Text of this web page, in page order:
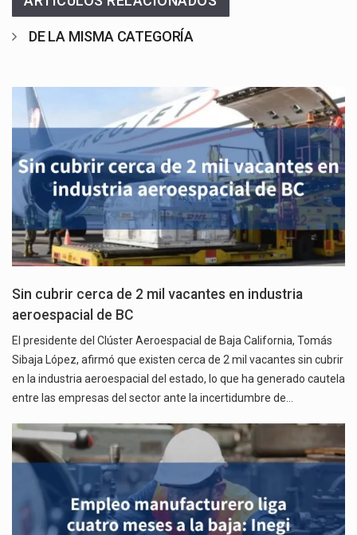
DE LA MISMA CATEGORÍA
Sin cubrir cerca de 2 mil vacantes en industria
aeroespacial de BC
El presidente del Clúster Aeroespacial de Baja California, Tomás
Sibaja López, afirmó que existen cerca de 2 mil vacantes sin cubrir
en la industria aeroespacial del estado, lo que ha generado cautela
entre las empresas del sector ante la incertidumbre de…